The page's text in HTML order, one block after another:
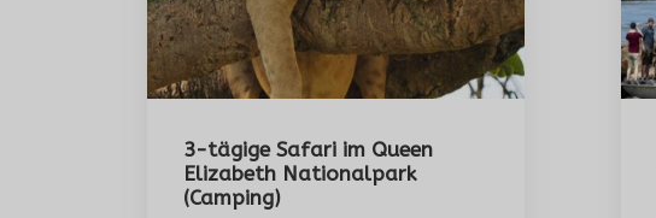
3-tägige Safari im Queen
Elizabeth Nationalpark
(Camping)